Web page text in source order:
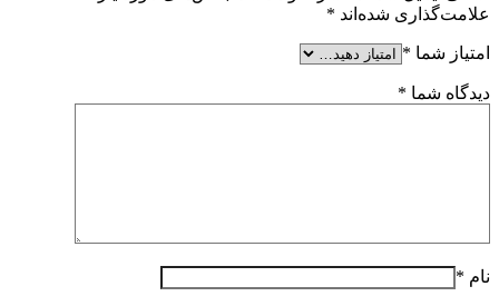
علامت‌گذاری شده‌اند *
امتیاز شما *
دیدگاه شما *
نام *